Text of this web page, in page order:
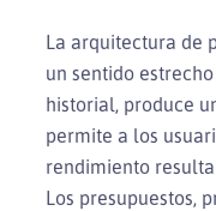
La arquitectura de
un sentido
historial, produce
permite a los
rendimiento
Los presupuestos,